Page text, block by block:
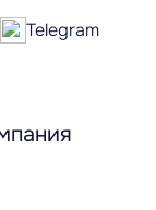
Telegram